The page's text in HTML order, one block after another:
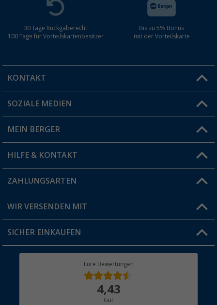
30 Tage Rückgaberecht
100 Tage für Vorteilskartenbesitzer
Bis zu 5% Bonus
mit der Vorteilskarte
KONTAKT
Du hast eine Frage?
Filiale finden
SOZIALE MEDIEN
MEIN BERGER
Vorteilskarte
Blog
Jobs & Karriere
HILFE & KONTAKT
FAQ & Kontakt
Versandinformationen
Rücksendung
ZAHLUNGSARTEN
WIR VERSENDEN MIT
SICHER EINKAUFEN
Eure Bewertungen
4,43
Gut